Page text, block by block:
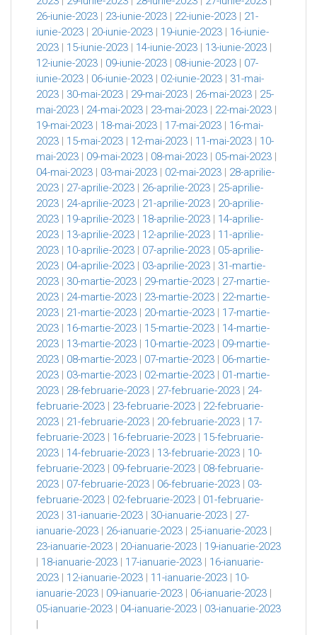
26-iunie-2023 | 23-iunie-2023 | 22-iunie-2023 | 21-
iunie-2023 | 20-iunie-2023 | 19-iunie-2023 | 16-iunie-
2023 | 15-iunie-2023 | 14-iunie-2023 | 13-iunie-2023 |
12-iunie-2023 | 09-iunie-2023 | 08-iunie-2023 | 07-
iunie-2023 | 06-iunie-2023 | 02-iunie-2023 | 31-mai-
2023 | 30-mai-2023 | 29-mai-2023 | 26-mai-2023 | 25-
mai-2023 | 24-mai-2023 | 23-mai-2023 | 22-mai-2023 |
19-mai-2023 | 18-mai-2023 | 17-mai-2023 | 16-mai-
2023 | 15-mai-2023 | 12-mai-2023 | 11-mai-2023 | 10-
mai-2023 | 09-mai-2023 | 08-mai-2023 | 05-mai-2023 |
04-mai-2023 | 03-mai-2023 | 02-mai-2023 | 28-aprilie-
2023 | 27-aprilie-2023 | 26-aprilie-2023 | 25-aprilie-
2023 | 24-aprilie-2023 | 21-aprilie-2023 | 20-aprilie-
2023 | 19-aprilie-2023 | 18-aprilie-2023 | 14-aprilie-
2023 | 13-aprilie-2023 | 12-aprilie-2023 | 11-aprilie-
2023 | 10-aprilie-2023 | 07-aprilie-2023 | 05-aprilie-
2023 | 04-aprilie-2023 | 03-aprilie-2023 | 31-martie-
2023 | 30-martie-2023 | 29-martie-2023 | 27-martie-
2023 | 24-martie-2023 | 23-martie-2023 | 22-martie-
2023 | 21-martie-2023 | 20-martie-2023 | 17-martie-
2023 | 16-martie-2023 | 15-martie-2023 | 14-martie-
2023 | 13-martie-2023 | 10-martie-2023 | 09-martie-
2023 | 08-martie-2023 | 07-martie-2023 | 06-martie-
2023 | 03-martie-2023 | 02-martie-2023 | 01-martie-
2023 | 28-februarie-2023 | 27-februarie-2023 | 24-
februarie-2023 | 23-februarie-2023 | 22-februarie-
2023 | 21-februarie-2023 | 20-februarie-2023 | 17-
februarie-2023 | 16-februarie-2023 | 15-februarie-
2023 | 14-februarie-2023 | 13-februarie-2023 | 10-
februarie-2023 | 09-februarie-2023 | 08-februarie-
2023 | 07-februarie-2023 | 06-februarie-2023 | 03-
februarie-2023 | 02-februarie-2023 | 01-februarie-
2023 | 31-ianuarie-2023 | 30-ianuarie-2023 | 27-
ianuarie-2023 | 26-ianuarie-2023 | 25-ianuarie-2023 |
23-ianuarie-2023 | 20-ianuarie-2023 | 19-ianuarie-2023
| 18-ianuarie-2023 | 17-ianuarie-2023 | 16-ianuarie-
2023 | 12-ianuarie-2023 | 11-ianuarie-2023 | 10-
ianuarie-2023 | 09-ianuarie-2023 | 06-ianuarie-2023 |
05-ianuarie-2023 | 04-ianuarie-2023 | 03-ianuarie-2023
|